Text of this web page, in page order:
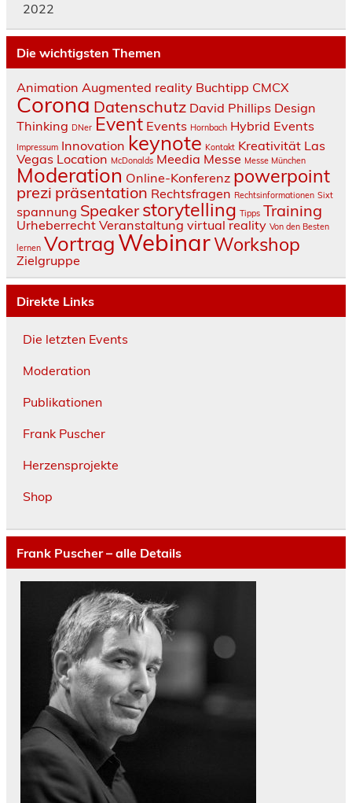
2022
Die wichtigsten Themen
Animation Augmented reality Buchtipp CMCX
Corona Datenschutz David Phillips Design
Thinking DNer Event Events Hornbach Hybrid Events
Impressum Innovation keynote Kontakt Kreativität Las
Vegas Location McDonalds Meedia Messe Messe München
Moderation Online-Konferenz powerpoint
prezi präsentation Rechtsfragen Rechtsinformationen Sixt
spannung Speaker storytelling Tipps Training
Urheberrecht Veranstaltung virtual reality Von den Besten
lernen VortragWebinarWorkshop
Zielgruppe
Direkte Links
Die letzten Events
Moderation
Publikationen
Frank Puscher
Herzensprojekte
Shop
Frank Puscher – alle Details